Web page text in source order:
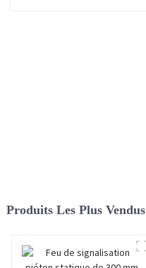
Produits Les Plus Vendus